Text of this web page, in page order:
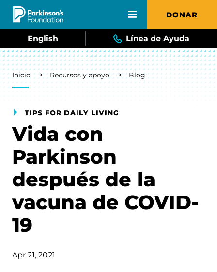
Skip to main content DONAR
English Línea de Ayuda
Breadcrumb
Inicio Recursos y apoyo Blog
TIPS FOR DAILY LIVING
Vida con
Parkinson
después de la
vacuna de COVID-
19
Apr 21, 2021